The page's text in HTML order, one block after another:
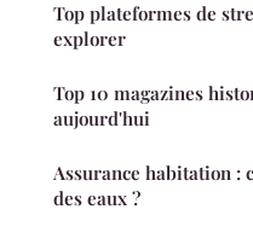
Top plateformes de
explorer
Top 10 magazines
aujourd'hui
Assurance habitation :
des eaux ?